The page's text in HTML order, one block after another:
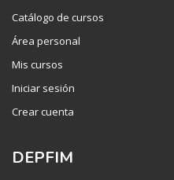
Catálogo de cursos
Área personal
Mis cursos
Iniciar sesión
Crear cuenta
DEPFIM